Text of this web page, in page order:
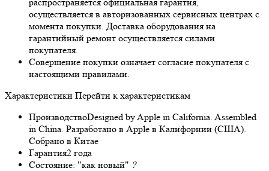
осуществляется в авторизованных сервисных центрах с
момента покупки. Доставка оборудования на
гарантийный ремонт осуществляется силами
покупателя.
Совершение покупки означает согласие покупателя с
настоящими правилами.
Характеристики Перейти к характеристикам
ПроизводствоDesigned by Apple in California. Assembled
in China. Разработано в Apple в Калифорнии (США).
Собрано в Китае
Гарантия2 года
Состояние: "как новый" ?